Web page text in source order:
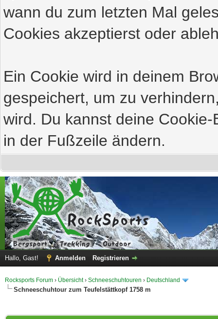
wann du zum letzten Mal
Cookies akzeptierst oder
Ein Cookie wird in deinem
gespeichert, um zu
wird. Du kannst deine
in der Fußzeile ändern.
Hallo, Gast! Anmelden Registrieren
Rocksports Forum › Übersicht› Schneeschuhtouren › Deutschland
Schneeschuhtour zum Teufelstättkopf 1758 m